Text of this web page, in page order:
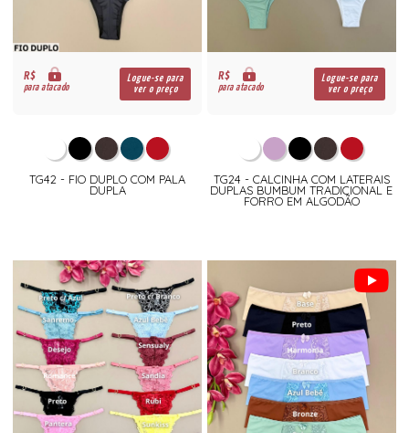
R$
para atacado
Logue-se para
ver o preço
TG42 - FIO DUPLO COM PALA
DUPLA
R$
para atacado
Logue-se para
ver o preço
TG24 - CALCINHA COM LATERAIS
DUPLAS BUMBUM TRADICIONAL E
FORRO EM ALGODÃO